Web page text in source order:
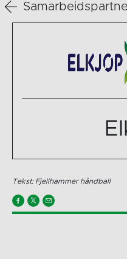
Tekst: Fjellhammer håndball